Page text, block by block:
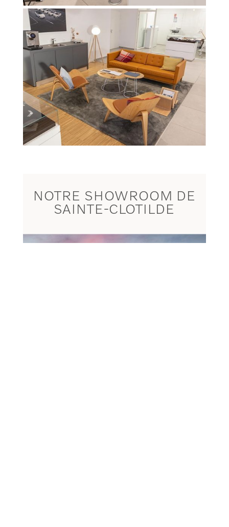
NOTRE SHOWROOM DE
SAINTE-CLOTILDE